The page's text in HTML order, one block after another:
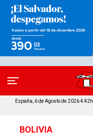
España, 6 de Agosto de 2026 4:42h
BOLIVIA